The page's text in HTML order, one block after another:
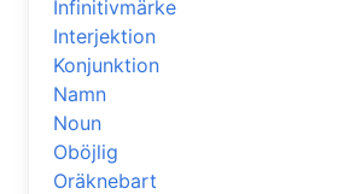
Infinitivmärke
Interjektion
Konjunktion
Namn
Noun
Oböjlig
Oräknebart